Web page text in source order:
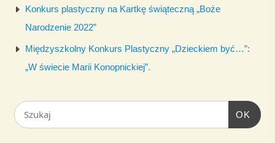
Konkurs plastyczny na Kartkę świąteczną „Boże
Narodzenie 2022”
Międzyszkolny Konkurs Plastyczny „Dzieckiem być…”:
„W świecie Marii Konopnickiej”.
OK